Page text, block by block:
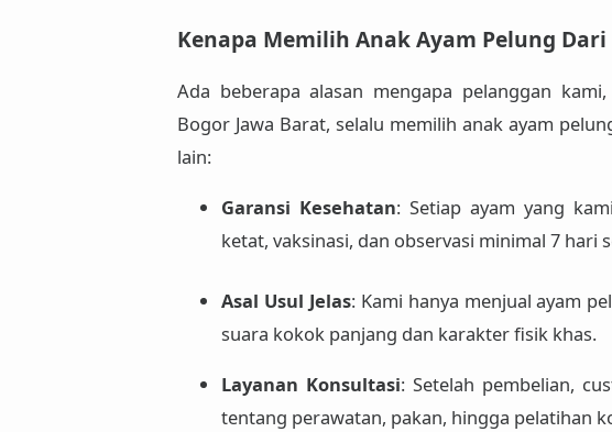
Kenapa Memilih Anak Ayam Pelung Dari
Ada beberapa alasan mengapa pelanggan
Bogor Jawa Barat, selalu memilih anak ayam
lain:
Garansi Kesehatan: Setiap ayam yang
ketat, vaksinasi, dan observasi minimal 7 hari
Asal Usul Jelas: Kami hanya menjual ayam
suara kokok panjang dan karakter fisik khas.
Layanan Konsultasi: Setelah pembelian,
tentang perawatan, pakan, hingga pelatihan